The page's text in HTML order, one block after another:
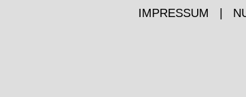
IMPRESSUM